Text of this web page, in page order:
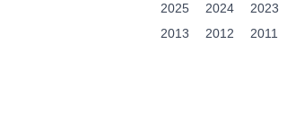
2025 2024 2023
2013
2012 2011